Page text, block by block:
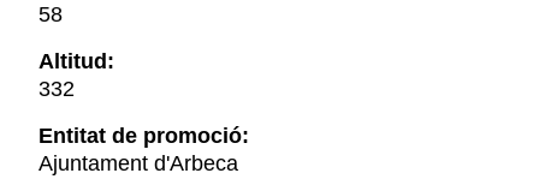
58
Altitud:
332
Entitat de promoció:
Ajuntament d'Arbeca